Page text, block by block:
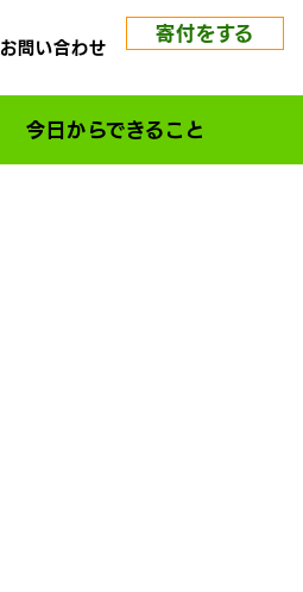
お問い合わせ
寄付をする
今日からできること